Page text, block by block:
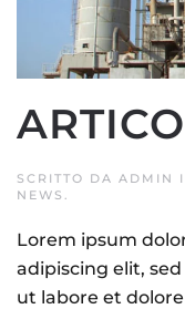
SCRITTO DA ADMIN
NEWS .
Lorem ipsum
adipiscing elit,
ut labore et